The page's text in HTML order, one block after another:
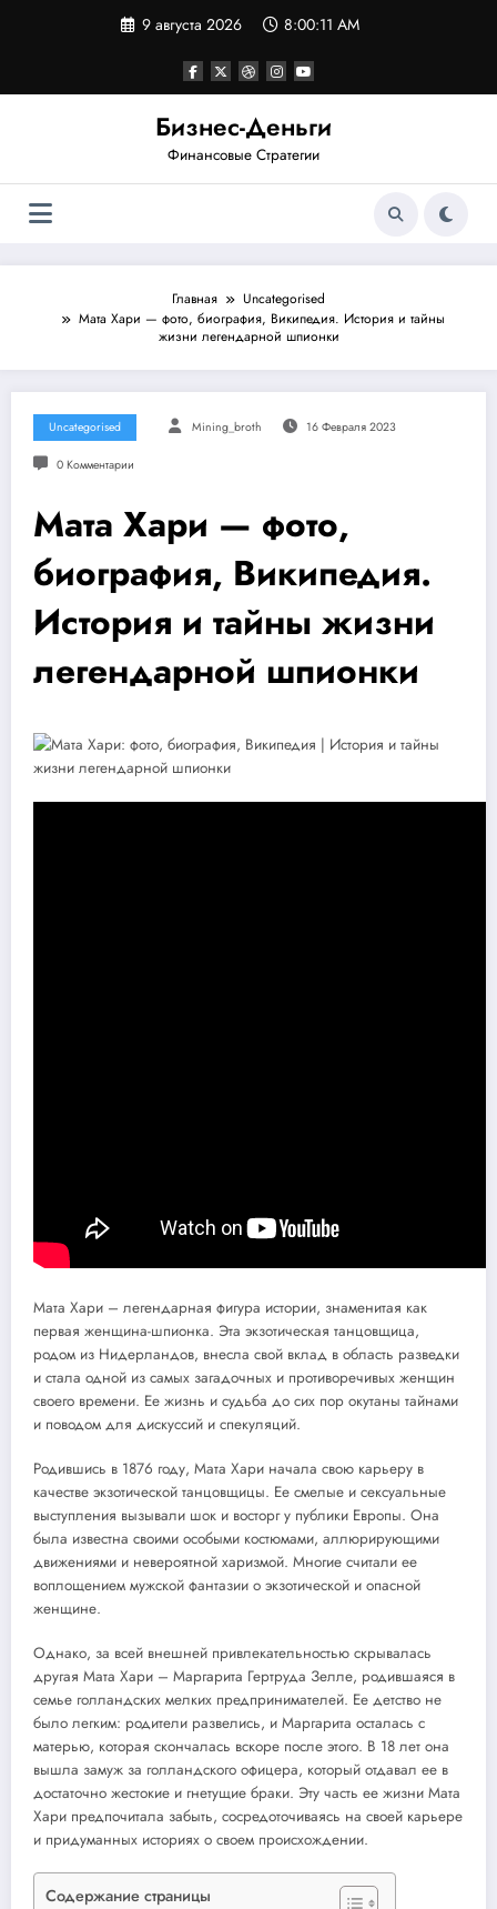
9 августа 2026 8:00:12 AM
Бизнес-Деньги
Финансовые Стратегии
Главная
Uncategorised
Мата Хари — фото, биография, Википедия. История и тайны
жизни легендарной шпионки
Uncategorised Mining_broth 16 Февраля 2023
0 Комментарии
Мата Хари — фото,
биография, Википедия.
История и тайны жизни
легендарной шпионки
Мата Хари – легендарная фигура истории, знаменитая как
первая женщина-шпионка. Эта экзотическая танцовщица,
родом из Нидерландов, внесла свой вклад в область разведки
и стала одной из самых загадочных и противоречивых женщин
своего времени. Ее жизнь и судьба до сих пор окутаны тайнами
и поводом для дискуссий и спекуляций.
Родившись в 1876 году, Мата Хари начала свою карьеру в
качестве экзотической танцовщицы. Ее смелые и сексуальные
выступления вызывали шок и восторг у публики Европы. Она
была известна своими особыми костюмами, аллюрирующими
движениями и невероятной харизмой. Многие считали ее
воплощением мужской фантазии о экзотической и опасной
женщине.
Однако, за всей внешней привлекательностью скрывалась
другая Мата Хари – Маргарита Гертруда Зелле, родившаяся в
семье голландских мелких предпринимателей. Ее детство не
было легким: родители развелись, и Маргарита осталась с
матерью, которая скончалась вскоре после этого. В 18 лет она
вышла замуж за голландского офицера, который отдавал ее в
достаточно жестокие и гнетущие браки. Эту часть ее жизни Мата
Хари предпочитала забыть, сосредоточиваясь на своей карьере
и придуманных историях о своем происхождении.
Содержание страницы